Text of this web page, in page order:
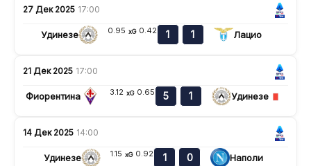
27 Дек 2025 17:00
Удинезе 0.95 xG 0.42 1 1 Лацио
21 Дек 2025 17:00
Фиорентина 3.12 xG 0.65 5 1 Удинезе
14 Дек 2025 14:00
Удинезе 1.15 xG 0.92 1 0 Наполи